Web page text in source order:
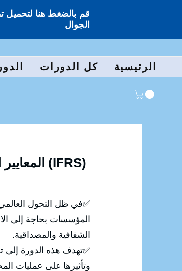
قم بالضغط هنا لتحميل
الجوال
الرئيسية كل الدورات
المعايير الدولية للتقارير المالية (IFRS)
المؤسسات بحاجة إلى
الشفافية والمصداقية.
✅تهدف هذه الدورة إلى
وتأثيرها على عمليات